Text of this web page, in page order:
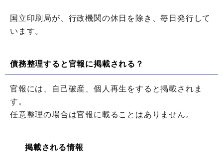
国立印刷局が、行政機関の休日を除き、毎日発行して
います。
債務整理すると官報に掲載される？
官報には、自己破産、個人再生をすると掲載されま
す。
任意整理の場合は官報に載ることはありません。
掲載される情報